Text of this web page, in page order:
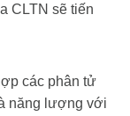
CLTN sẽ tiến
các phân tử
năng lượng với